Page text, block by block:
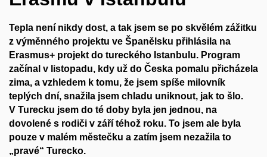
Tepla není nikdy dost, a tak jsem se po skvělém zážitku
z výměnného projektu ve Španělsku přihlásila na
Erasmus+ projekt do tureckého Istanbulu. Program
začínal v listopadu, kdy už do Česka pomalu přicházela
zima, a vzhledem k tomu, že jsem spíše milovník
teplých dní, snažila jsem chladu uniknout, jak to šlo.
V Turecku jsem do té doby byla jen jednou, na
dovolené s rodiči v září téhož roku. To jsem ale byla
pouze v malém městečku a zatím jsem nezažila to
„pravé“ Turecko.